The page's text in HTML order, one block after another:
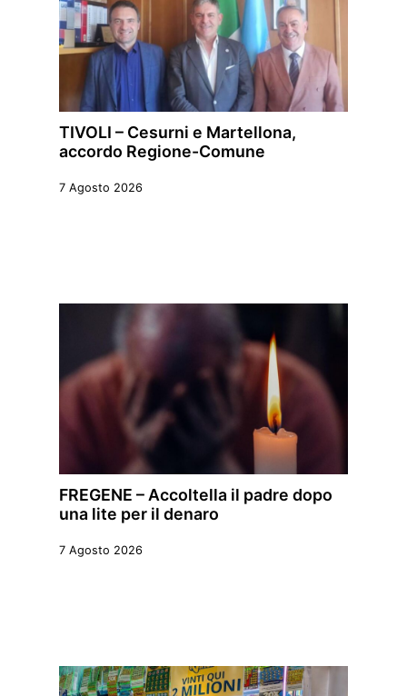
TIVOLI – Cesurni e Martellona,
accordo Regione-Comune
7 Agosto 2026
FREGENE – Accoltella il padre dopo
una lite per il denaro
7 Agosto 2026